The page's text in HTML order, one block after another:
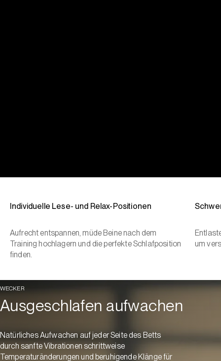
Individuelle Lese- und Relax-Positionen
Aufrecht entspannen, müde Beine nach dem
Training hochlagern und die perfekte Schlafposition
finden.
um
WECKER
Ausgeschlafen aufwachen
Natürliches Aufwachen auf jeder Seite des Betts
durch sanfte Vibrationen schrittweise
Temperaturänderungen und beruhigende Klänge für